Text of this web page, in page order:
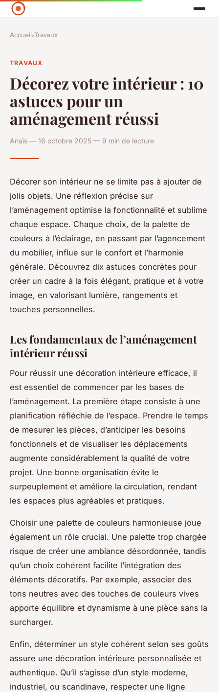
Accueil›Travaux
TRAVAUX
Décorez votre intérieur : 10
astuces pour un
aménagement réussi
Anaïs — 16 octobre 2025 — 9 min de lecture
Décorer son intérieur ne se limite pas à ajouter de
jolis objets. Une réflexion précise sur
l’aménagement optimise la fonctionnalité et sublime
chaque espace. Chaque choix, de la palette de
couleurs à l’éclairage, en passant par l’agencement
du mobilier, influe sur le confort et l’harmonie
générale. Découvrez dix astuces concrètes pour
créer un cadre à la fois élégant, pratique et à votre
image, en valorisant lumière, rangements et
touches personnelles.
Les fondamentaux de l’aménagement
intérieur réussi
Pour réussir une décoration intérieure efficace, il
est essentiel de commencer par les bases de
l’aménagement. La première étape consiste à une
planification réfléchie de l’espace. Prendre le temps
de mesurer les pièces, d’anticiper les besoins
fonctionnels et de visualiser les déplacements
augmente considérablement la qualité de votre
projet. Une bonne organisation évite le
surpeuplement et améliore la circulation, rendant
les espaces plus agréables et pratiques.
Choisir une palette de couleurs harmonieuse joue
également un rôle crucial. Une palette trop chargée
risque de créer une ambiance désordonnée, tandis
qu’un choix cohérent facilite l’intégration des
éléments décoratifs. Par exemple, associer des
tons neutres avec des touches de couleurs vives
apporte équilibre et dynamisme à une pièce sans la
surcharger.
Enfin, déterminer un style cohérent selon ses goûts
assure une décoration intérieure personnalisée et
authentique. Qu’il s’agisse d’un style moderne,
industriel, ou scandinave, respecter une ligne